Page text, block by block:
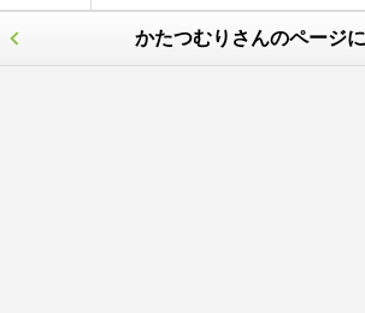
かたつむりさんのページ